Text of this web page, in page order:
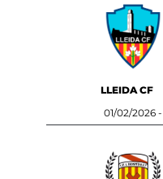
LLEIDA CF
01/02/2026 -